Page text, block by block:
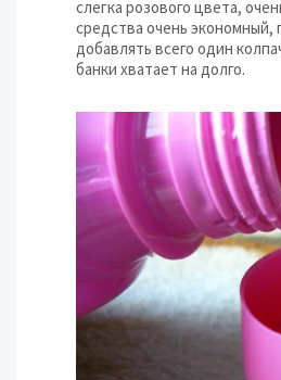
слегка розового цвета,
средства очень экономный,
добавлять всего один
банки хватает на долго.